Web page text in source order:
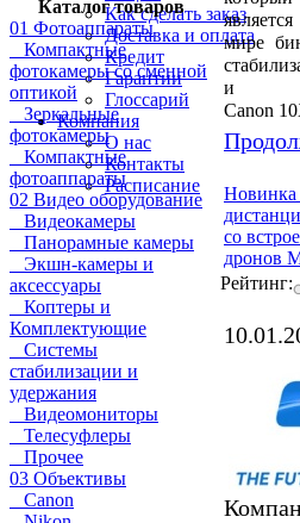
Как сделать заказ
Доставка и оплата
Кредит
Гарантии
Глоссарий
Компания
О нас
Контакты
Расписание
Каталог товаров
01 Фотоаппараты
Компактные
фотокамеры со сменной
оптикой
Зеркальные
фотокамеры
Компактные
фотоаппараты
02 Видео оборудование
Видеокамеры
Панорамные камеры
Экшн-камеры и
аксессуары
Коптеры и
Комплектующие
Системы
стабилизации и
удержания
Видеомониторы
Телесуфлеры
Прочее
03 Объективы
Canon
мире
и
Canon
Новинка
со
дронов
Рейтинг: